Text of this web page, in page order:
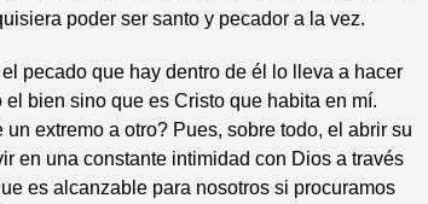
poder ser santo y pecador a la vez.
pecado que hay dentro de él lo lleva a hacer
bien sino que es Cristo que habita en mí.
extremo a otro? Pues, sobre todo, el abrir su
en una constante intimidad con Dios a través
es alcanzable para nosotros si procuramos